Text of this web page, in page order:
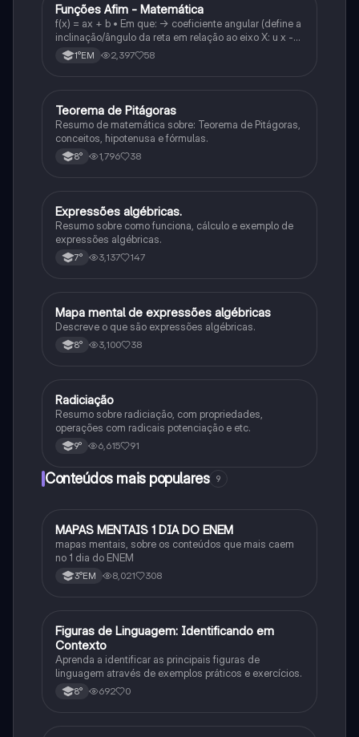
Matematica
Funções Afim - Matemática
f(x) = ax + b • Em que: -> coeficiente angular (define a
inclinação/ângulo da reta em relação ao eixo X: u x -
variável: a b → coeficiente linear (valor que corta o
eixo y).
1°EM 2,397 58
Matematica
Teorema de Pitágoras
Resumo de matemática sobre: Teorema de Pitágoras,
conceitos, hipotenusa e fórmulas.
8° 1,796 38
Matematica
Expressões algébricas.
Resumo sobre como funciona, cálculo e exemplo de
expressões algébricas.
7° 3,137 147
Matematica
Mapa mental de expressões algébricas
Descreve o que são expressões algébricas.
8° 3,100 38
Matematica
Radiciação
Resumo sobre radiciação, com propriedades,
operações com radicais potenciação e etc.
9° 6,615 91
Conteúdos mais populares 9
Português
MAPAS MENTAIS 1 DIA DO ENEM
mapas mentais, sobre os conteúdos que mais caem
no 1 dia do ENEM
3°EM 8,021 308
FPortuguês
Figuras de Linguagem: Identificando em
Contexto
Aprenda a identificar as principais figuras de
linguagem através de exemplos práticos e exercícios.
8° 692 0